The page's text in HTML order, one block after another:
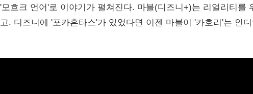
흐크 언어'로 이야기가 펼쳐진다. 마블(디즈니+)는 리얼리티를
. 디즈니에 '포카혼타스'가 있었다면 이젠 마블이 '카호리'는 인디